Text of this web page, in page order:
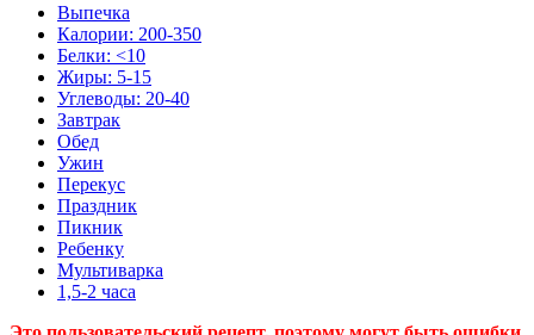
Выпечка
Калории: 200-350
Белки: <10
Жиры: 5-15
Углеводы: 20-40
Завтрак
Обед
Ужин
Перекус
Праздник
Пикник
Ребенку
Мультиварка
1,5-2 часа